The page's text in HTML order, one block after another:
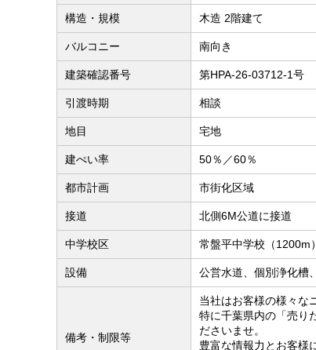
構造・規模 木造 2階建て
バルコニー 南向き
建築確認番号 第HPA-26-03712-1号
引渡時期 相談
地目 宅地
建ぺい率 50％／60％
都市計画 市街化区域
接道 北側6M公道に接道
中学校区 常盤平中学校（1200m）
設備 公営水道、個別浄化槽
備考・制限等
当社はお客様の様々な
特に千葉県内の「売り
ださいませ。
豊富な情報力とお客様